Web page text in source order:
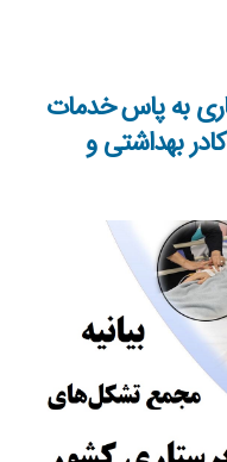
به پاس خدمات
بهداشتی و